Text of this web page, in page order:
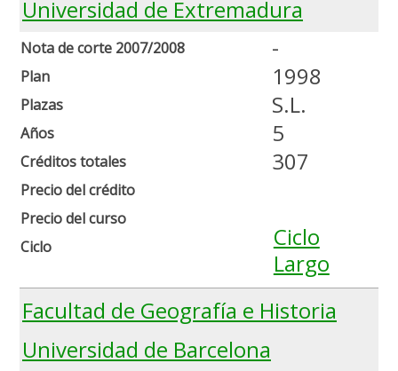
Universidad de Extremadura
Nota de corte 2007/2008
Plan
Plazas
Años
Créditos totales
Precio del crédito
Precio del curso
Ciclo
-
1998
S.L.
5
307
Ciclo
Largo
Facultad de Geografía e Historia
Universidad de Barcelona